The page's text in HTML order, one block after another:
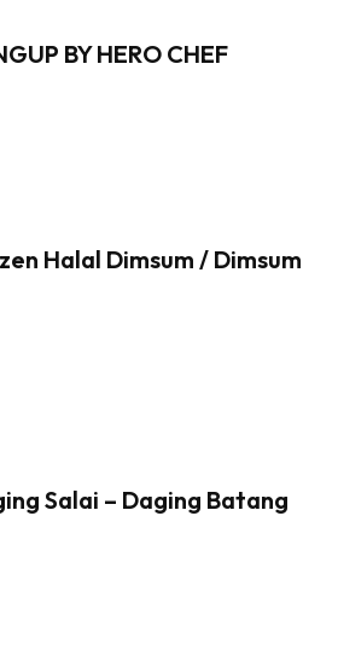
BY HERO CHEF
Halal Dimsum / Dimsum
Salai – Daging Batang